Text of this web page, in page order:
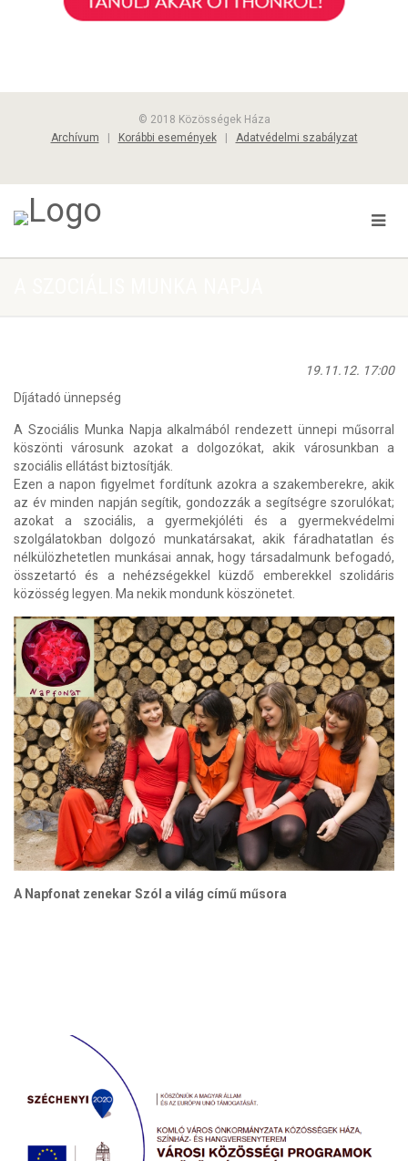
© 2018 Közösségek Háza
Archívum
Korábbi események| Adatvédelmi szabályzat
19.11.12. 17:00
Díjátadó ünnepség
A Szociális Munka Napja alkalmából rendezett ünnepi műsorral
köszönti városunk azokat a dolgozókat, akik városunkban a
szociális ellátást biztosítják.
Ezen a napon figyelmet fordítunk azokra a szakemberekre, akik
az év minden napján segítik, gondozzák a segítségre szorulókat;
azokat a szociális, a gyermekjóléti és a gyermekvédelmi
szolgálatokban dolgozó munkatársakat, akik fáradhatatlan és
nélkülözhetetlen munkásai annak, hogy társadalmunk befogadó,
összetartó és a nehézségekkel küzdő emberekkel szolidáris
közösség legyen. Ma nekik mondunk köszönetet.
A Napfonat zenekar Szól a világ című műsora